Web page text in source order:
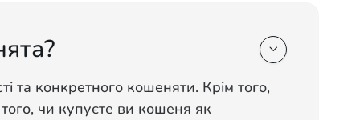

та конкретного кошеняти. Крім того,
чи купуєте ви кошеня як